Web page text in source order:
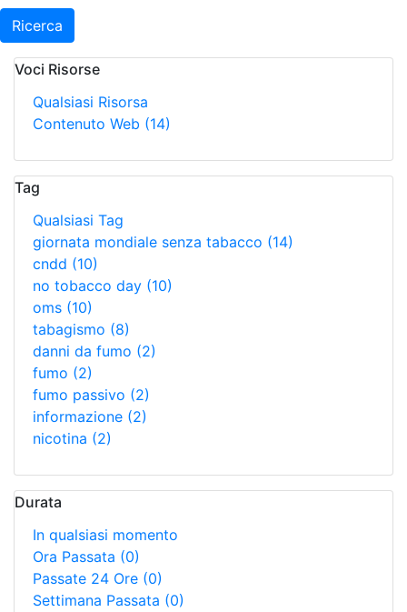
Ricerca
Voci Risorse
Qualsiasi Risorsa
Contenuto Web (14)
Tag
Qualsiasi Tag
giornata mondiale senza tabacco (14)
cndd (10)
no tobacco day (10)
oms (10)
tabagismo (8)
danni da fumo (2)
fumo (2)
fumo passivo (2)
informazione (2)
nicotina (2)
Durata
In qualsiasi momento
Ora Passata (0)
Passate 24 Ore (0)
Settimana Passata (0)